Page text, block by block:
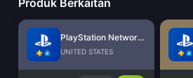
Produk Berkaitan
PlayStation Network Card (US)
UNITED STATES